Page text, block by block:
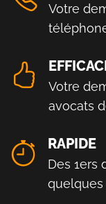
Votre
Votre
avocats
RAPIDE
Des 1ers
quelques